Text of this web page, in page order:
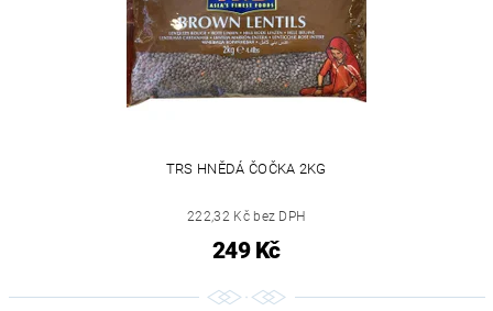
TRS HNĚDÁ ČOČKA 2KG
222,32 Kč bez DPH
249 Kč